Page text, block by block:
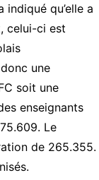
indiqué qu’elle a
celui-ci est
donc une
soit une
enseignants
Le
de 265.355.